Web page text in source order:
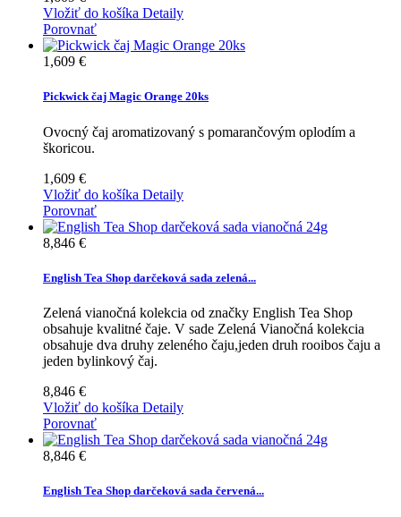
Vložiť do košíka Detaily
Porovnať
1,609 €
Pickwick čaj Magic Orange 20ks
Ovocný čaj aromatizovaný s pomarančovým oplodím a
škoricou.
1,609 €
Vložiť do košíka Detaily
Porovnať
8,846 €
English Tea Shop darčeková sada zelená...
Zelená vianočná kolekcia od značky English Tea Shop
obsahuje kvalitné čaje. V sade Zelená Vianočná kolekcia
obsahuje dva druhy zeleného čaju,jeden druh rooibos čaju a
jeden bylinkový čaj.
8,846 €
Vložiť do košíka Detaily
Porovnať
8,846 €
English Tea Shop darčeková sada červená...